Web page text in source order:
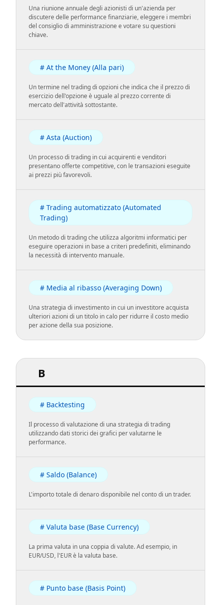
Una riunione annuale degli azionisti di un'azienda per
discutere delle performance finanziarie, eleggere i membri
del consiglio di amministrazione e votare su questioni
chiave.
# At the Money (Alla pari)
Un termine nel trading di opzioni che indica che il prezzo di
esercizio dell'opzione è uguale al prezzo corrente di
mercato dell'attività sottostante.
# Asta (Auction)
Un processo di trading in cui acquirenti e venditori
presentano offerte competitive, con le transazioni eseguite
ai prezzi più favorevoli.
# Trading automatizzato (Automated
Trading)
Un metodo di trading che utilizza algoritmi informatici per
eseguire operazioni in base a criteri predefiniti, eliminando
la necessità di intervento manuale.
# Media al ribasso (Averaging Down)
Una strategia di investimento in cui un investitore acquista
ulteriori azioni di un titolo in calo per ridurre il costo medio
per azione della sua posizione.
B
# Backtesting
Il processo di valutazione di una strategia di trading
utilizzando dati storici dei grafici per valutarne le
performance.
# Saldo (Balance)
L'importo totale di denaro disponibile nel conto di un trader.
# Valuta base (Base Currency)
La prima valuta in una coppia di valute. Ad esempio, in
EUR/USD, l'EUR è la valuta base.
# Punto base (Basis Point)